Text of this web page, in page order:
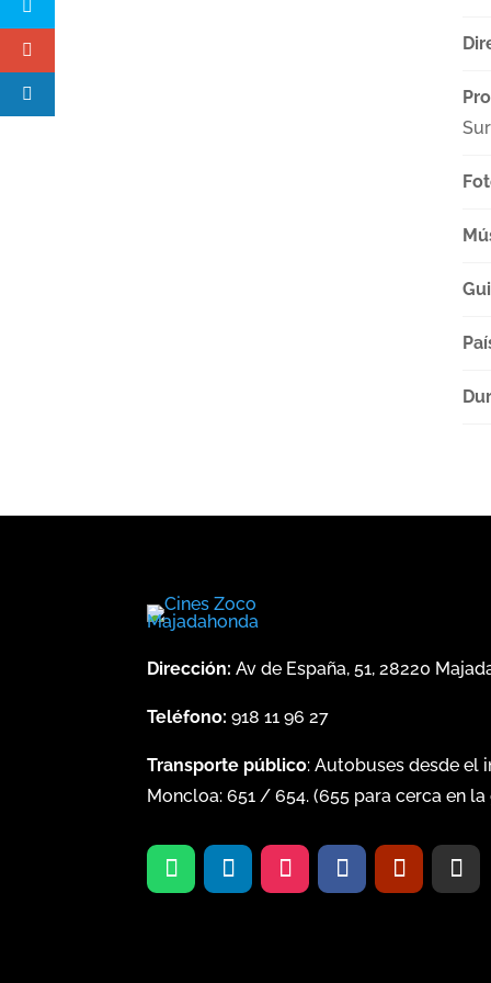
Dirección: Av de España, 51, 28220
Teléfono: 918 11 96 27
Transporte público: Autobuses desde el
Moncloa:651 /654. (655 para cerca en